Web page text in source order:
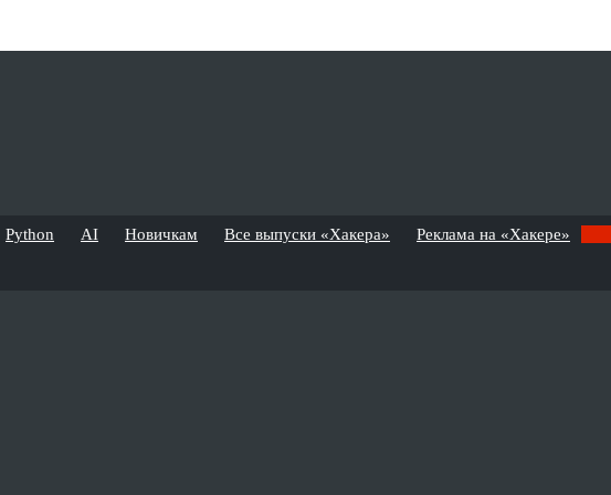
Python AI Новичкам Все выпуски «Хакера» Реклама на «Хакере»